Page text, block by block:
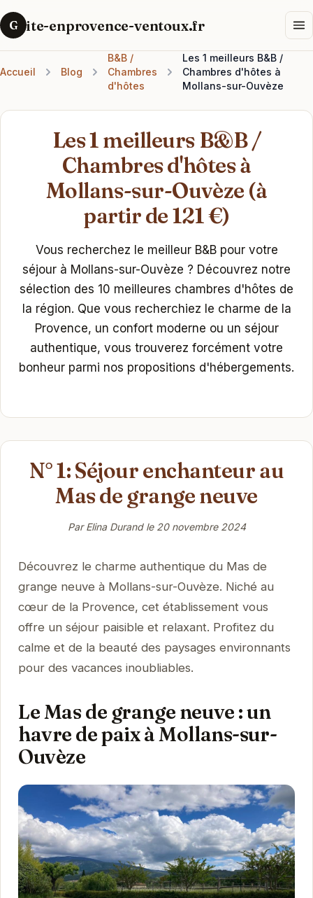
G ite-enprovence-ventoux.fr
Accueil Blog
B&B /
Chambres
d'hôtes
Les 1 meilleurs B&B /
Chambres d'hôtes à
Mollans-sur-Ouvèze
Les 1 meilleurs B&B /
Chambres d'hôtes à
Mollans-sur-Ouvèze (à
partir de 121 €)
Vous recherchez le meilleur B&B pour votre
séjour à Mollans-sur-Ouvèze ? Découvrez notre
sélection des 10 meilleures chambres d'hôtes de
la région. Que vous recherchiez le charme de la
Provence, un confort moderne ou un séjour
authentique, vous trouverez forcément votre
bonheur parmi nos propositions d'hébergements.
N° 1: Séjour enchanteur au
Mas de grange neuve
Par Elina Durand le 20 novembre 2024
Découvrez le charme authentique du Mas de
grange neuve à Mollans-sur-Ouvèze. Niché au
cœur de la Provence, cet établissement vous
offre un séjour paisible et relaxant. Profitez du
calme et de la beauté des paysages environnants
pour des vacances inoubliables.
Le Mas de grange neuve : un
havre de paix à Mollans-sur-
Ouvèze